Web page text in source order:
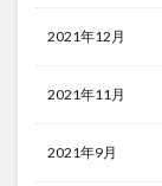
2021年12月
2021年11月
2021年9月